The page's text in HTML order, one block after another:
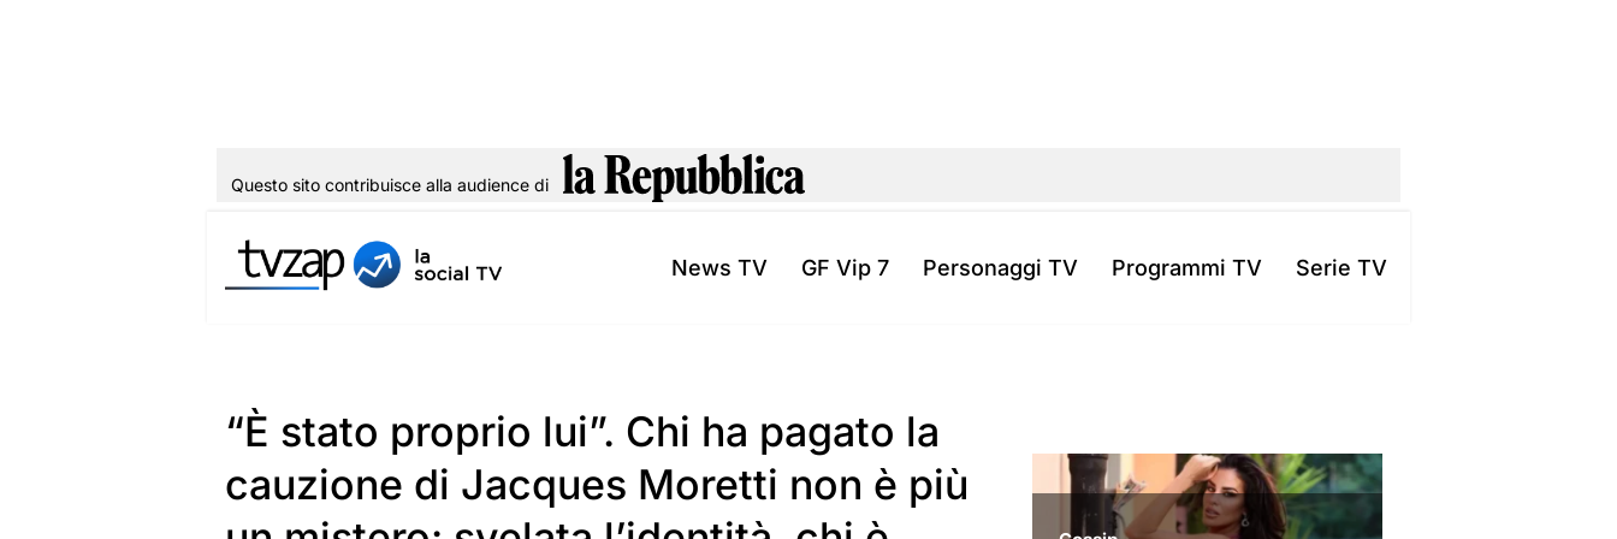
al
Questo sito contribuisce alla audience di
News TV GF Vip 7 Personaggi TV Programmi TV Serie TV
“È stato proprio lui”. Chi ha pagato la
cauzione di Jacques Moretti non è più